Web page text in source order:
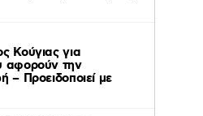
Κούγιας για
αφορούν την
– Προειδοποιεί με